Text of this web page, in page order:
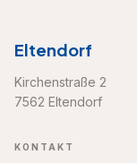
Eltendorf
Kirchenstraße 2
7562 Eltendorf
KONTAKT